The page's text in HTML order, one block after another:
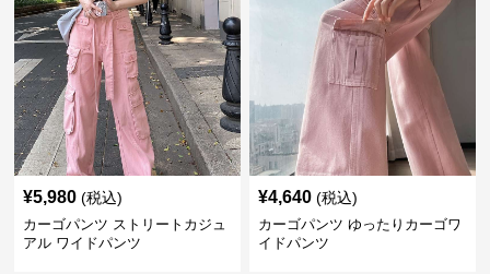
¥5,980 (税込)
カーゴパンツ ストリートカジュ
アル ワイドパンツ
¥4,640 (税込)
カーゴパンツ ゆったりカーゴワ
イドパンツ